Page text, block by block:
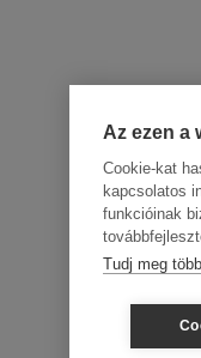
Az ezen a
Cookie-kat
kapcsolatos
funkcióinak
Tudj meg